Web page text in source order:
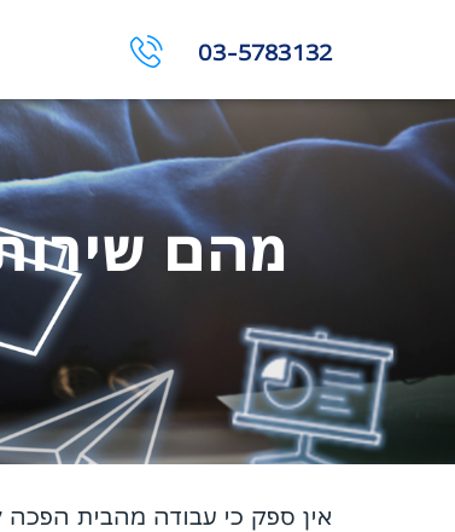
03-5783132
מהם
אין ספק כי עבודה מהבית הפכה